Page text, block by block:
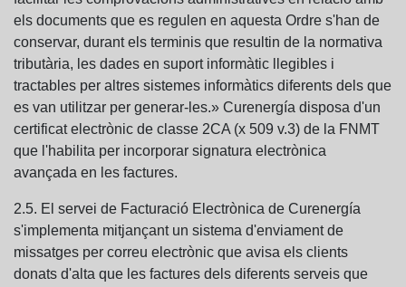
els documents que es regulen en aquesta Ordre s'han de
conservar, durant els terminis que resultin de la normativa
tributària, les dades en suport informàtic llegibles i
tractables per altres sistemes informàtics diferents dels que
es van utilitzar per generar-les.» Curenergía disposa d'un
certificat electrònic de classe 2CA (x 509 v.3) de la FNMT
que l'habilita per incorporar signatura electrònica
avançada en les factures.
2.5. El servei de Facturació Electrònica de Curenergía
s'implementa mitjançant un sistema d'enviament de
missatges per correu electrònic que avisa els clients
donats d'alta que les factures dels diferents serveis que